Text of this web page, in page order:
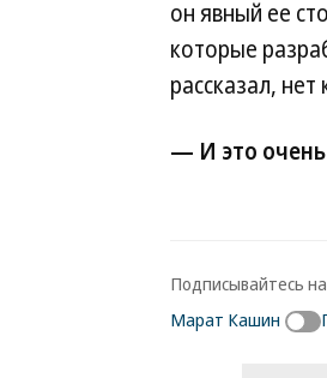
он явный ее
которые
рассказал,
— И это
Подписывайтесь
Марат Кашин